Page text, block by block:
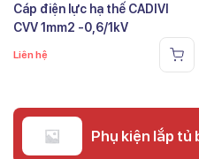
Cáp điện lực hạ thế CADIVI
CVV 1mm2 -0,6/1kV
Liên hệ
Phụ kiện lắp tủ